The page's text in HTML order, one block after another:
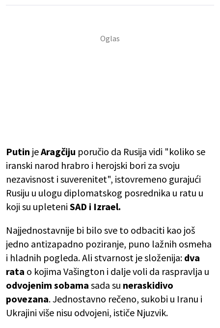
Putin jeAragčiju poručio da Rusija vidi "koliko se
iranski narod hrabro i herojski bori za svoju
nezavisnost i suverenitet", istovremeno gurajući
Rusiju u ulogu diplomatskog posrednika u ratu u
koji su upleteni SAD i Izrael.
Najjednostavnije bi bilo sve to odbaciti kao još
jedno antizapadno poziranje, puno lažnih osmeha
i hladnih pogleda. Ali stvarnost je složenija: dva
rata o kojima Vašington i dalje voli da raspravlja u
odvojenim sobama sada su neraskidivo
povezana. Jednostavno rečeno, sukobi u Iranu i
Ukrajini više nisu odvojeni, ističe Njuzvik.